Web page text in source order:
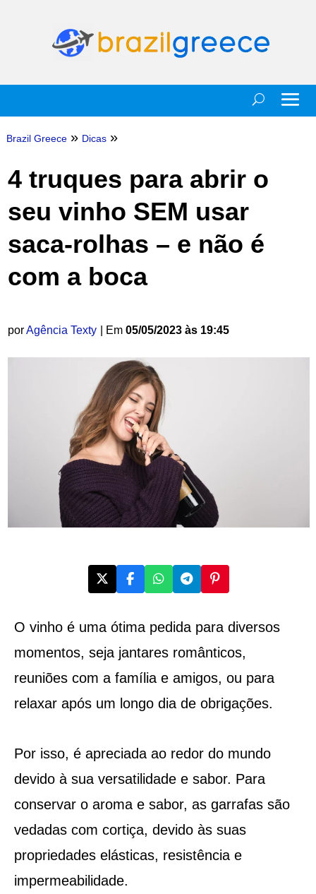
Brazil Greece » Dicas »
4 truques para abrir o
seu vinho SEM usar
saca-rolhas – e não é
com a boca
porAgência Texty | Em 05/05/2023 às 19:45
O vinho é uma ótima pedida para diversos
momentos, seja jantares românticos,
reuniões com a família e amigos, ou para
relaxar após um longo dia de obrigações.
Por isso, é apreciada ao redor do mundo
devido à sua versatilidade e sabor. Para
conservar o aroma e sabor, as garrafas são
vedadas com cortiça, devido às suas
propriedades elásticas, resistência e
impermeabilidade.